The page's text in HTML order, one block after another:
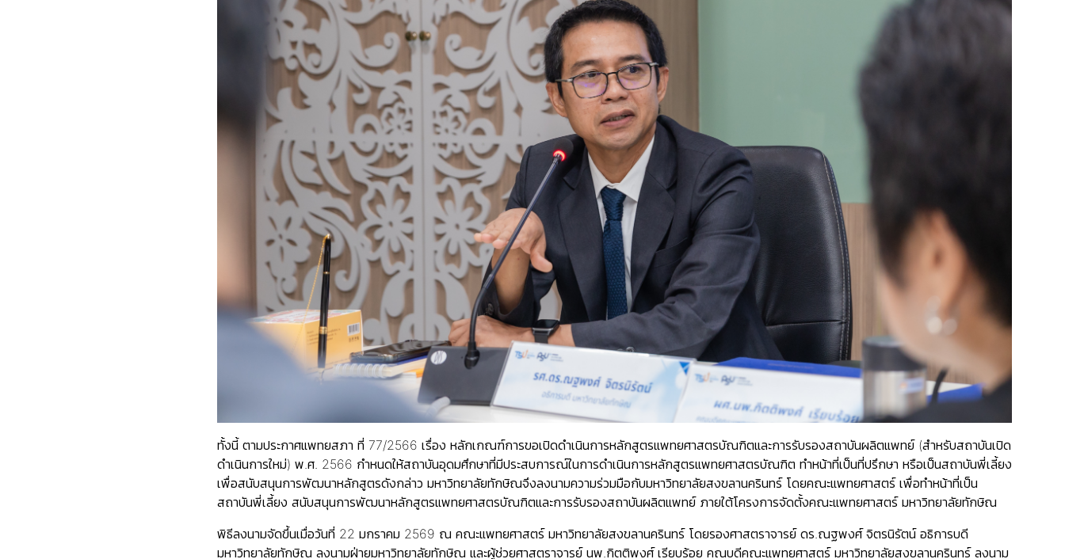
ทั้งนี้ ตามประกาศแพทยสภา ที่ 77/2566 เรื่อง หลักเกณฑ์การขอเปิดดำเนินการหลักสูตรแพทยศาสตรบัณฑิตและการรับรองสถาบันผลิตแพทย์ (สำหรับสถาบันเปิด
ดำเนินการใหม่) พ.ศ. 2566 กำหนดให้สถาบันอุดมศึกษาที่มีประสบการณ์ในการดำเนินการหลักสูตรแพทยศาสตรบัณฑิต ทำหน้าที่เป็นที่ปรึกษา หรือเป็นสถาบันพี่เลี้ยง
เพื่อสนับสนุนการพัฒนาหลักสูตรดังกล่าว มหาวิทยาลัยทักษิณจึงลงนามความร่วมมือกับมหาวิทยาลัยสงขลานครินทร์ โดยคณะแพทยศาสตร์ เพื่อทำหน้าที่เป็น
สถาบันพี่เลี้ยง สนับสนุนการพัฒนาหลักสูตรแพทยศาสตรบัณฑิตและการรับรองสถาบันผลิตแพทย์ ภายใต้โครงการจัดตั้งคณะแพทยศาสตร์ มหาวิทยาลัยทักษิณ
พิธีลงนามจัดขึ้นเมื่อวันที่ 22 มกราคม 2569 ณ คณะแพทยศาสตร์ มหาวิทยาลัยสงขลานครินทร์ โดยรองศาสตราจารย์ ดร.ณฐพงศ์ จิตรนิรัตน์ อธิการบดี
มหาวิทยาลัยทักษิณ ลงนามฝ่ายมหาวิทยาลัยทักษิณ และผู้ช่วยศาสตราจารย์ นพ.กิตติพงศ์ เรียบร้อย คณบดีคณะแพทยศาสตร์ มหาวิทยาลัยสงขลานครินทร์ ลงนาม